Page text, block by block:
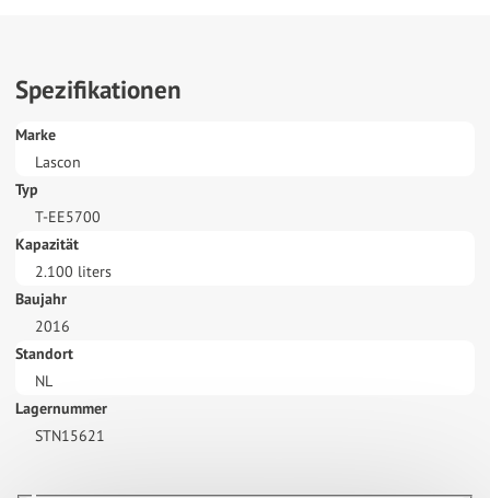
Spezifikationen
Marke
Lascon
Typ
T-EE5700
Kapazität
2.100 liters
Baujahr
2016
Standort
NL
Lagernummer
STN15621